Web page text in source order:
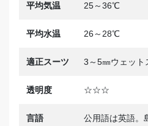
平均気温 25～36℃
平均水温 26～28℃
適正スーツ 3～5㎜ウェット
透明度 ☆☆☆
言語
公用語は英語。